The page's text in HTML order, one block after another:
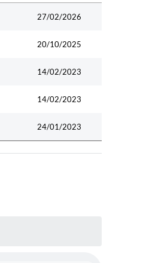
27/02/2026
20/10/2025
14/02/2023
14/02/2023
24/01/2023